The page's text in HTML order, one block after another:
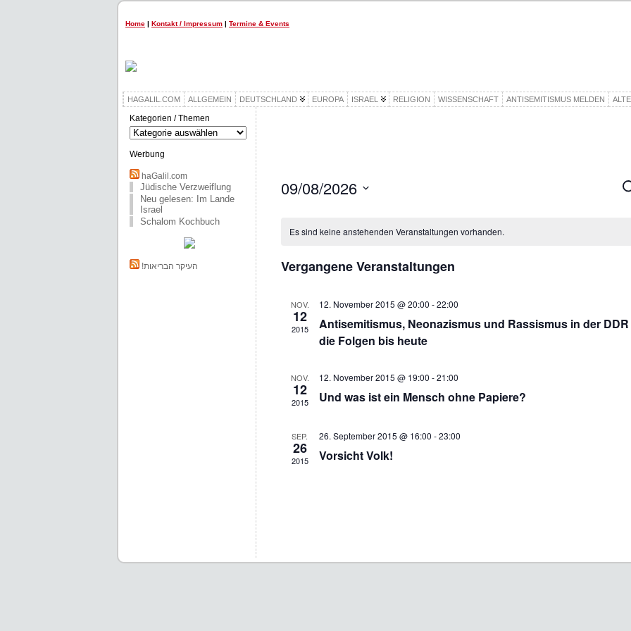
Home | Kontakt / Impressum | Termine & Events
HAGALIL.COM ALLGEMEIN DEUTSCHLAND EUROPA ISRAEL RELIGION WISSENSCHAFT ANTISEMITISMUS MELDEN
Kategorien / Themen
Kategorien
/
Themen
Werbung
haGalil.com
Jüdische Verzweiflung
Neu gelesen: Im Lande
Israel
Schalom Kochbuch
!העיקר הבריאות
09/08/2026
Es sind keine anstehenden Veranstaltungen vorhanden.
Vergangene Veranstaltungen
NOV.
12
2015
12. November 2015 @ 20:00 -22:00
Antisemitismus, Neonazismus und Rassismus in der
die Folgen bis heute
NOV.
12
2015
12. November 2015 @ 19:00 -21:00
Und was ist ein Mensch ohne Papiere?
SEP.
26
2015
26. September 2015 @ 16:00 -23:00
Vorsicht Volk!